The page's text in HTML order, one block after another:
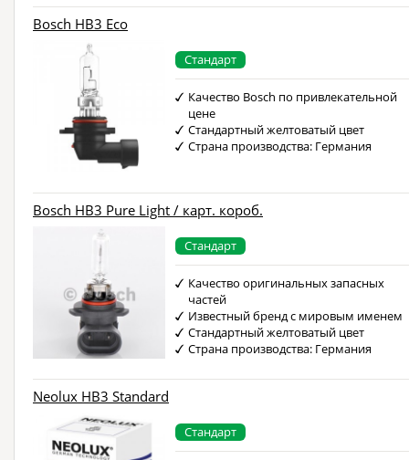
Bosch HB3 Eco
Стандарт
Качество Bosch по привлекательной
цене
Стандартный желтоватый цвет
Страна производства: Германия
Bosch HB3 Pure Light / карт. короб.
Стандарт
Качество оригинальных запасных
частей
Известный бренд с мировым именем
Стандартный желтоватый цвет
Страна производства: Германия
Neolux HB3 Standard
Стандарт